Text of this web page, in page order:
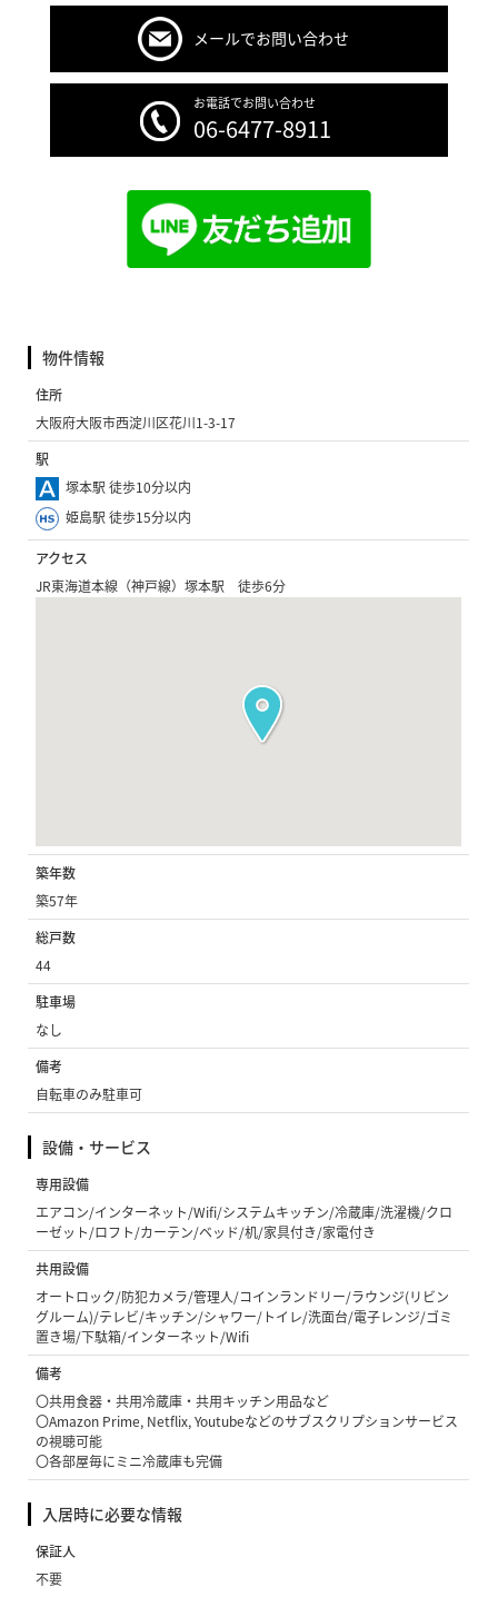
メールでお問い合わせ
お電話でお問い合わせ
06-6477-8911
物件情報
住所
大阪府大阪市西淀川区花川1-3-17
駅
塚本駅 徒歩10分以内
姫島駅 徒歩15分以内
アクセス
JR東海道本線（神戸線）塚本駅 徒歩6分
築年数
築57年
総戸数
44
駐車場
なし
備考
自転車のみ駐車可
設備・サービス
専用設備
エアコン/インターネット/Wifi/システムキッチン/冷蔵庫/洗濯機/クロ
ーゼット/ロフト/カーテン/ベッド/机/家具付き/家電付き
共用設備
オートロック/防犯カメラ/管理人/コインランドリー/ラウンジ(リビン
グルーム)/テレビ/キッチン/シャワー/トイレ/洗面台/電子レンジ/ゴミ
置き場/下駄箱/インターネット/Wifi
備考
〇共用食器・共用冷蔵庫・共用キッチン用品など
〇Amazon Prime, Netflix, Youtubeなどのサブスクリプションサービス
の視聴可能
〇各部屋毎にミニ冷蔵庫も完備
入居時に必要な情報
保証人
不要